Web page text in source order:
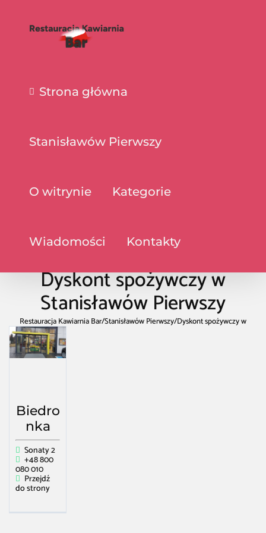
Strona główna
Stanisławów Pierwszy
O witrynie Kategorie
Wiadomości Kontakty
Dyskont spożywczy w
Stanisławów Pierwszy
Restauracja Kawiarnia Bar/Stanisławów Pierwszy/Dyskont spożywczy w
Biedro
nka
Sonaty 2
+48 800
080 010
Przejdź
do strony